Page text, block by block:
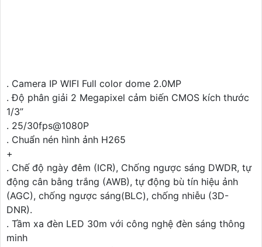
. Camera IP WIFI Full color dome 2.0MP
. Độ phân giải 2 Megapixel cảm biến CMOS kích thước
1/3”
. 25/30fps@1080P
. Chuẩn nén hình ảnh H265
+
. Chế độ ngày đêm (ICR), Chống ngược sáng DWDR, tự
động cân bằng trắng (AWB), tự động bù tín hiệu ảnh
(AGC), chống ngược sáng(BLC), chống nhiễu (3D-
DNR).
. Tầm xa đèn LED 30m với công nghệ đèn sáng thông
minh